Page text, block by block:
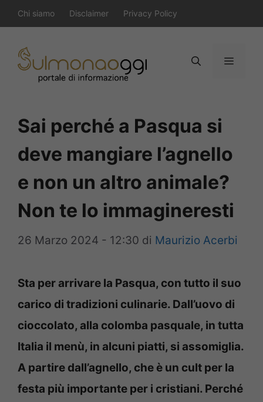
al
contenuto
Chi siamo Disclaimer Privacy Policy
Menu
Sai perché a Pasqua si
deve mangiare l’agnello
e non un altro animale?
Non te lo immagineresti
26 Marzo 2024 - 12:30 di Maurizio Acerbi
Sta per arrivare la Pasqua, con tutto il suo
carico di tradizioni culinarie. Dall’uovo di
cioccolato, alla colomba pasquale, in tutta
Italia il menù, in alcuni piatti, si assomiglia.
A partire dall’agnello, che è un cult per la
festa più importante per i cristiani. Perché